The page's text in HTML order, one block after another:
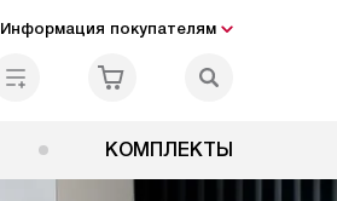
Информация покупателям
КОМПЛЕКТЫ